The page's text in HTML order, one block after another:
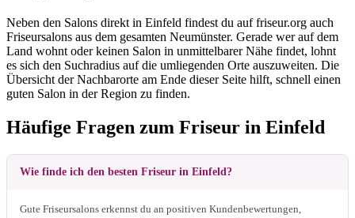
Neben den Salons direkt in Einfeld findest du auf friseur.org auch
Friseursalons aus dem gesamten Neumünster. Gerade wer auf dem
Land wohnt oder keinen Salon in unmittelbarer Nähe findet, lohnt
es sich den Suchradius auf die umliegenden Orte auszuweiten. Die
Übersicht der Nachbarorte am Ende dieser Seite hilft, schnell einen
guten Salon in der Region zu finden.
Häufige Fragen zum Friseur in Einfeld
Wie finde ich den besten Friseur in Einfeld?
Gute Friseursalons erkennst du an positiven Kundenbewertungen,